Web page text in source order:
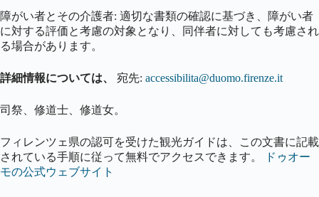
障がい者とその介護者: 適切な書類の確認に基づき、障がい者
に対する評価と考慮の対象となり、同伴者に対しても考慮され
る場合があります。
詳細情報については、 宛先: accessibilita@duomo.firenze.it
司祭、修道士、修道女。
フィレンツェ県の認可を受けた観光ガイドは、この文書に記載
されている手順に従って無料でアクセスできます。
ドゥオー
モの公式ウェブサイト